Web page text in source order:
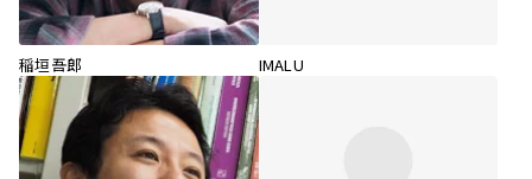
稲垣吾郎 IMALU